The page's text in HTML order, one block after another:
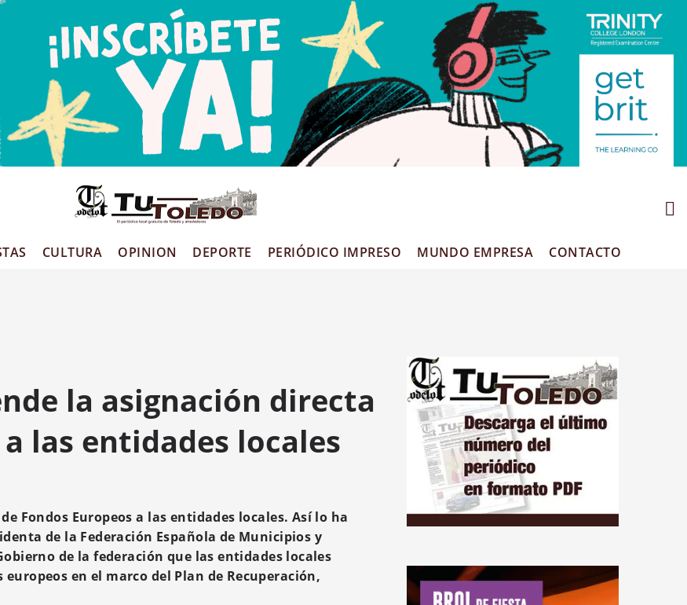
CULTURA OPINION DEPORTE PERIÓDICO IMPRESO MUNDO EMPRESA CONTACTO
la asignación directa
las entidades locales
Fondos Europeos a las entidades locales. Así lo ha
de la Federación Española de Municipios y
de la federación que las entidades locales
en el marco del Plan de Recuperación,